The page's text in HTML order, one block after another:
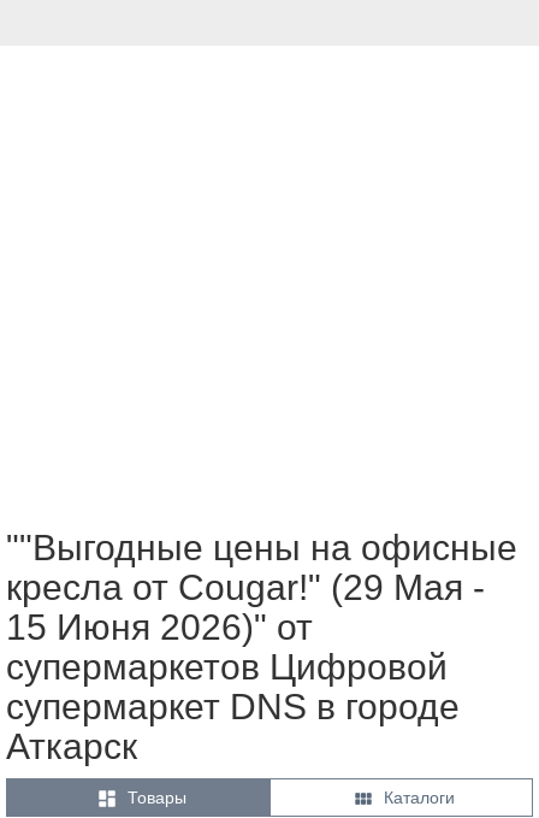
""Выгодные цены на офисные
кресла от Cougar!" (29 Мая -
15 Июня 2026)" от
супермаркетов Цифровой
супермаркет DNS в городе
Аткарск
 Товары  Каталоги